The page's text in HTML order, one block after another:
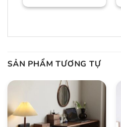
dẻ/màu trần Bảo
SẢN PHẨM TƯƠNG TỰ